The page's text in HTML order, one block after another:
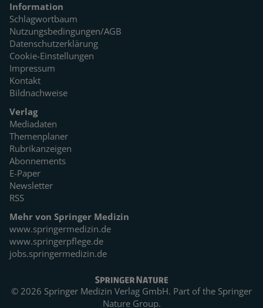
Information
Schlagwortbaum
Nutzungsbedingungen/AGB
Datenschutzerklärung
Cookie-Einstellungen
Impressum
Kontakt
Bildnachweise
Verlag
Mediadaten
Themenplaner
Rubrikanzeigen
Abonnements
E-Paper
Newsletter
RSS
Mehr von Springer Medizin
www.springermedizin.de
www.springerpflege.de
jobs.springermedizin.de
© 2026 Springer Medizin Verlag GmbH. Part of the Springer
Nature Group.